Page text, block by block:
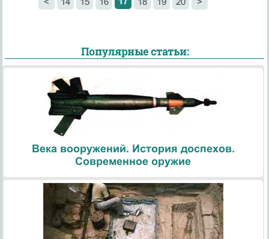
Популярные статьи:
Века вооружений. История доспехов.
Современное оружие